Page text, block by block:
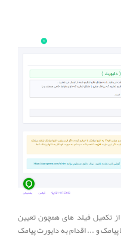
فیلد های همچون تعیین
و ... اقدام به دایورت پیامک